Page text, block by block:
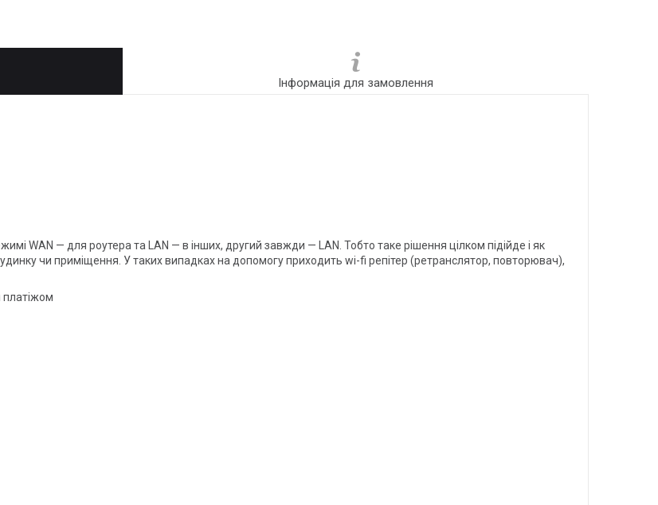
Інформація для замовлення
WAN — для роутера та LAN — в інших, другий завжди — LAN. Тобто таке рішення цілком підійде і як
чи приміщення. У таких випадках на допомогу приходить wi-fi репітер (ретранслятор, повторювач),